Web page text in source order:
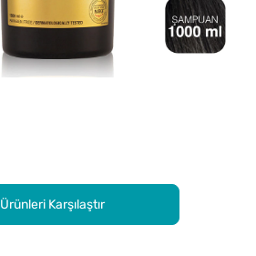
Ürünleri Karşılaştır